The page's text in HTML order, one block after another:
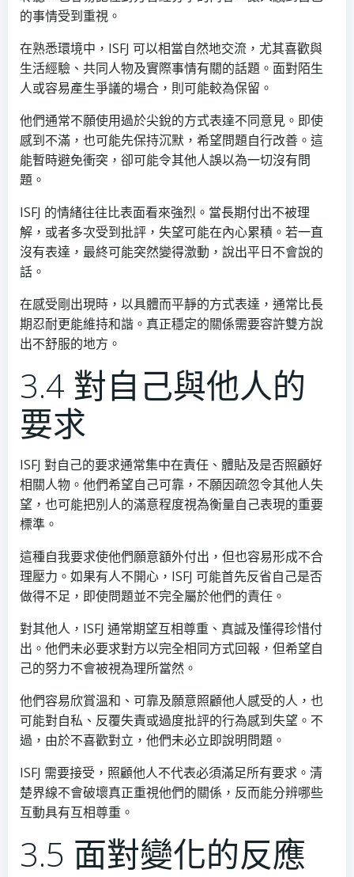
的事情受到重視。
在熟悉環境中，ISFJ 可以相當自然地交流，尤其喜歡與
生活經驗、共同人物及實際事情有關的話題。面對陌生
人或容易產生爭議的場合，則可能較為保留。
他們通常不願使用過於尖銳的方式表達不同意見。即使
感到不滿，也可能先保持沉默，希望問題自行改善。這
能暫時避免衝突，卻可能令其他人誤以為一切沒有問
題。
ISFJ 的情緒往往比表面看來強烈。當長期付出不被理
解，或者多次受到批評，失望可能在內心累積。若一直
沒有表達，最終可能突然變得激動，說出平日不會說的
話。
在感受剛出現時，以具體而平靜的方式表達，通常比長
期忍耐更能維持和諧。真正穩定的關係需要容許雙方說
出不舒服的地方。
3.4 對自己與他人的
要求
ISFJ 對自己的要求通常集中在責任、體貼及是否照顧好
相關人物。他們希望自己可靠，不願因疏忽令其他人失
望，也可能把別人的滿意程度視為衡量自己表現的重要
標準。
這種自我要求使他們願意額外付出，但也容易形成不合
理壓力。如果有人不開心，ISFJ 可能首先反省自己是否
做得不足，即使問題並不完全屬於他們的責任。
對其他人，ISFJ 通常期望互相尊重、真誠及懂得珍惜付
出。他們未必要求對方以完全相同方式回報，但希望自
己的努力不會被視為理所當然。
他們容易欣賞溫和、可靠及願意照顧他人感受的人，也
可能對自私、反覆失責或過度批評的行為感到失望。不
過，由於不喜歡對立，他們未必立即說明問題。
ISFJ 需要接受，照顧他人不代表必須滿足所有要求。清
楚界線不會破壞真正重視他們的關係，反而能分辨哪些
互動具有互相尊重。
3.5 面對變化的反應